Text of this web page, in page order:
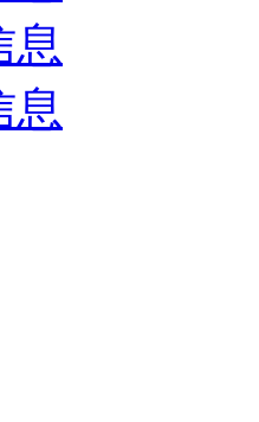
息
息